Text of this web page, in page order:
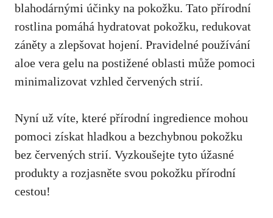
blahodárnými ⁣účinky‌ na pokožku. ⁣Tato ‍přírodní
rostlina pomáhá hydratovat pokožku, redukovat
záněty a zlepšovat​ hojení. Pravidelné používání
aloe vera gelu ⁣na postižené ​oblasti může pomoci
minimalizovat vzhled červených strií.
Nyní už víte, ‍které ⁢přírodní ingredience⁤ mohou
pomoci získat ⁤hladkou ‌a bezchybnou pokožku​
bez červených strií. Vyzkoušejte tyto ⁢úžasné
‍produkty a rozjasněte svou pokožku přírodní
cestou!